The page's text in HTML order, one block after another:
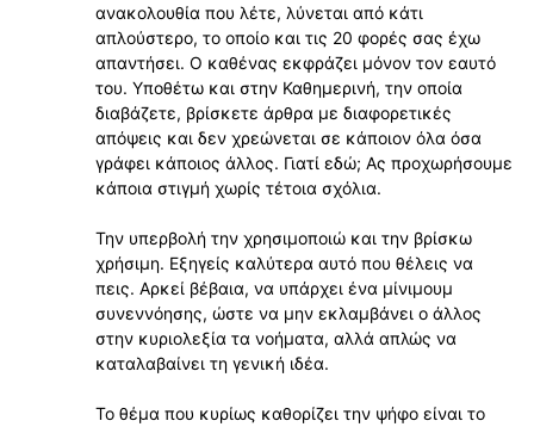
ανακολουθία που λέτε, λύνεται από κάτι
απλούστερο, το οποίο και τις 20 φορές σας έχω
απαντήσει. Ο καθένας εκφράζει μόνον τον εαυτό
του. Υποθέτω και στην Καθημερινή, την οποία
διαβάζετε, βρίσκετε άρθρα με διαφορετικές
απόψεις και δεν χρεώνεται σε κάποιον όλα όσα
γράφει κάποιος άλλος. Γιατί εδώ; Ας προχωρήσουμε
κάποια στιγμή χωρίς τέτοια σχόλια.
Την υπερβολή την χρησιμοποιώ και την βρίσκω
χρήσιμη. Εξηγείς καλύτερα αυτό που θέλεις να
πεις. Αρκεί βέβαια, να υπάρχει ένα μίνιμουμ
συνεννόησης, ώστε να μην εκλαμβάνει ο άλλος
στην κυριολεξία τα νοήματα, αλλά απλώς να
καταλαβαίνει τη γενική ιδέα.
Το θέμα που κυρίως καθορίζει την ψήφο είναι το